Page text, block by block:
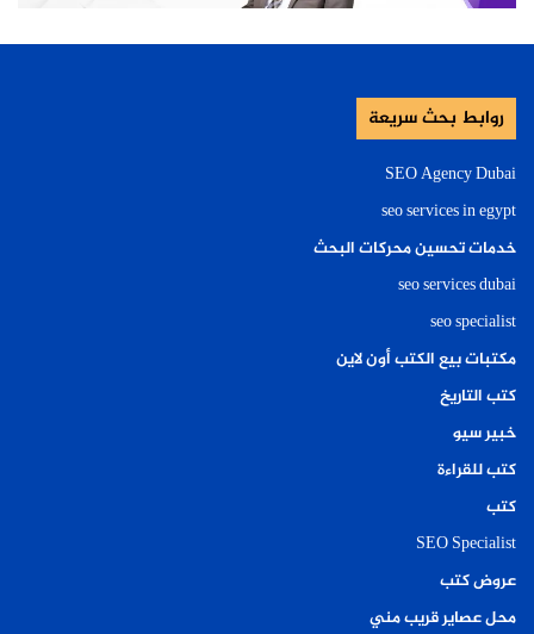
روابط بحث سريعة
SEO Agency Dubai
seo services in egypt
خدمات تحسين محركات البحث
seo services dubai
seo specialist
مكتبات بيع الكتب أون لاين
كتب التاريخ
خبير سيو
كتب للقراءة
كتب
SEO Specialist
عروض كتب
محل عصاير قريب مني